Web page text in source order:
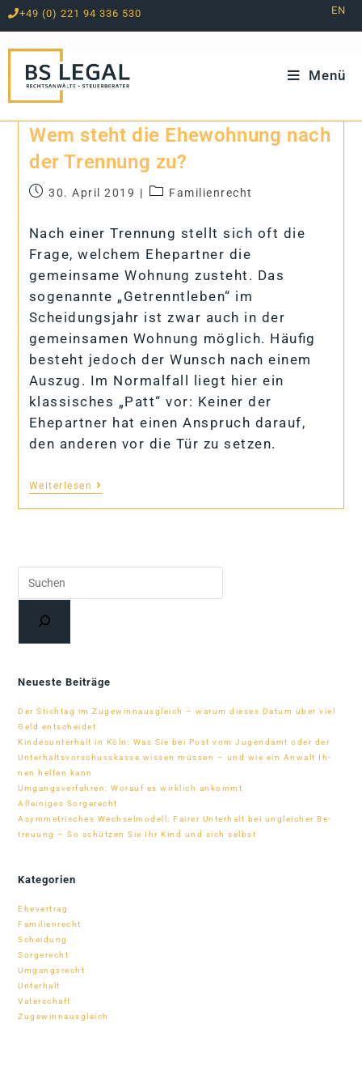
Zum
Inhalt
springen
+49 (0) 221 94 336 530 EN
Menü
Wem steht die Ehe­woh­nung nach
der Tren­nung zu?
30. April 2019 Familienrecht
Nach einer Trennung stellt sich oft die
Frage, welchem Ehepartner die
gemeinsame Wohnung zusteht. Das
sogenannte „Getrenntleben“ im
Scheidungsjahr ist zwar auch in der
gemeinsamen Wohnung möglich. Häufig
besteht jedoch der Wunsch nach einem
Auszug. Im Normalfall liegt hier ein
klassisches „Patt“ vor: Keiner der
Ehepartner hat einen Anspruch darauf,
den anderen vor die Tür zu setzen.
Weiterlesen
Neueste Beiträge
Der Stich­tag im Zu­ge­winn­aus­gleich – warum die­ses Da­tum über viel
Geld entscheidet
Kin­des­un­ter­halt in Köln: Was Sie bei Post vom Ju­gend­amt oder der
Un­ter­halts­vor­schuss­kasse wis­sen müs­sen – und wie ein An­walt Ih­
nen hel­fen kann
Um­gangs­ver­fah­ren: Wor­auf es wirk­lich ankommt
Al­lei­ni­ges Sorgerecht
Asym­me­tri­sches Wech­sel­mo­dell: Fai­rer Un­ter­halt bei un­glei­cher Be­
treu­ung – So schüt­zen Sie Ihr Kind und sich selbst
Kategorien
Ehevertrag
Familienrecht
Scheidung
Sorgerecht
Umgangsrecht
Unterhalt
Vaterschaft
Zugewinnausgleich